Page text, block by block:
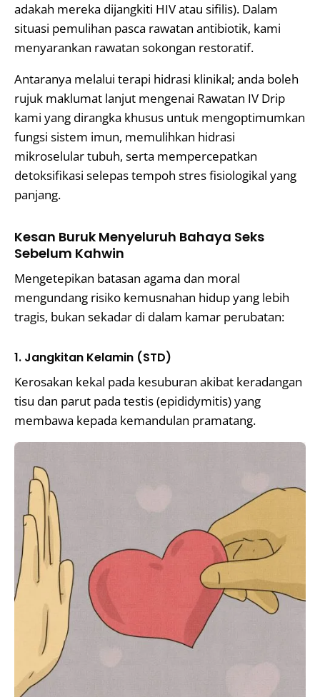
adakah mereka dijangkiti HIV atau sifilis). Dalam
situasi pemulihan pasca rawatan antibiotik, kami
menyarankan rawatan sokongan restoratif.
Antaranya melalui terapi hidrasi klinikal; anda boleh
rujuk maklumat lanjut mengenai Rawatan IV Drip
kami yang dirangka khusus untuk mengoptimumkan
fungsi sistem imun, memulihkan hidrasi
mikroselular tubuh, serta mempercepatkan
detoksifikasi selepas tempoh stres fisiologikal yang
panjang.
Kesan Buruk Menyeluruh Bahaya Seks
Sebelum Kahwin
Mengetepikan batasan agama dan moral
mengundang risiko kemusnahan hidup yang lebih
tragis, bukan sekadar di dalam kamar perubatan:
1. Jangkitan Kelamin (STD)
Kerosakan kekal pada kesuburan akibat keradangan
tisu dan parut pada testis (epididymitis) yang
membawa kepada kemandulan pramatang.